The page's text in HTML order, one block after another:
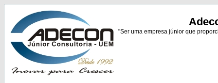
"Ser uma empresa júnior que